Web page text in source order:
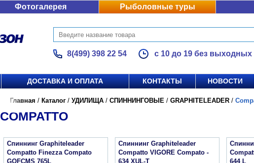
Фотогалерея Рыболовные туры
8(499) 398 22 54 с 10 до 19 без выходных
ДОСТАВКА И ОПЛАТА КОНТАКТЫ НОВОСТИ
Главная / Каталог / УДИЛИЩА / СПИННИНГОВЫЕ / GRAPHITELEADER /
COMPATTO
Спиннинг Graphiteleader
Compatto Finezza Compato
GOFCMS 765L
Спиннинг Graphiteleader
Compatto VIGORE Compato -
634 XUL-T
644 L